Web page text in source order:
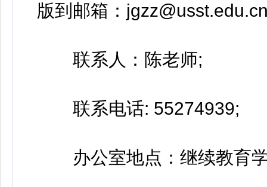
版到邮箱：
联系人：陈老师;
联系电话: 55274939;
办公室地点：继续教育